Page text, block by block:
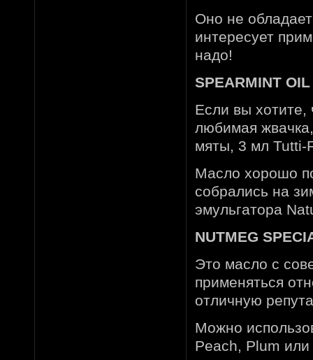
Оно не
интересует
надо!
SPEARMINT
Если вы хотите,
любимая
мяты, 3 мл Tutti-
Масло хорошо
собрались на
эмульгатора
NUTMEG
Это масло с
применяться
отличную
Можно
Peach, Plum